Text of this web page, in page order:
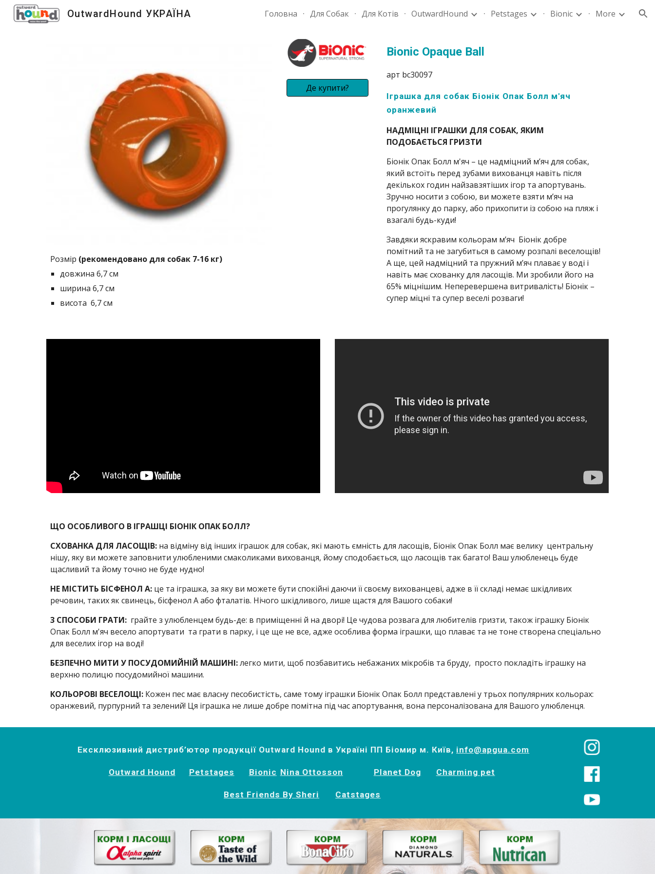
Skip to main content Skip to navigation
OutwardHound УКРАЇНА Головна Для Собак Для Котів OutwardHound Petstages Bionic More
Розмір (рекомендовано для собак 7-16 кг)
довжина 6,7 см
ширина 6,7 см
висота  6,7 см
Де купити?
Bionic Opaque Ball
арт bc30097
Іграшка для собак Біонік Опак Болл м'яч
оранжевий
НАДМІЦНІ ІГРАШКИ ДЛЯ СОБАК, ЯКИМ
ПОДОБАЄТЬСЯ ГРИЗТИ
Біонік Опак Болл м'яч – це надміцний м’яч для собак,
який встоїть перед зубами вихованця навіть після
декількох годин найзавзятіших ігор та апортувань.
Зручно носити з собою, ви можете взяти м’яч на
прогулянку до парку, або прихопити із собою на пляж і
взагалі будь-куди!
Завдяки яскравим кольорам м’яч  Біонік добре
помітний та не загубиться в самому розпалі веселощів!
А ще, цей надміцний та пружний м’яч плаває у воді і
навіть має схованку для ласощів. Ми зробили його на
65% міцнішим. Неперевершена витривалість! Біонік –
супер міцні та супер веселі розваги!
ЩО ОСОБЛИВОГО В ІГРАШЦІ БІОНІК ОПАК БОЛЛ?
СХОВАНКА ДЛЯ ЛАСОЩІВ: на відміну від інших іграшок для собак, які мають ємність для ласощів, Біонік Опак Болл має велику  центральну
нішу, яку ви можете заповнити улюбленими смаколиками вихованця, йому сподобається, що ласощів так багато! Ваш улюбленець буде
щасливий та йому точно не буде нудно!
НЕ МІСТИТЬ БІСФЕНОЛ А: це та іграшка, за яку ви можете бути спокійні даючи її своєму вихованцеві, адже в її складі немає шкідливих
речовин, таких як свинець, бісфенол А або фталатів. Нічого шкідливого, лише щастя для Вашого собаки!
3 СПОСОБИ ГРАТИ: грайте з улюбленцем будь-де: в приміщенні й на дворі! Це чудова розвага для любителів гризти, також іграшку Біонік
Опак Болл м'яч весело апортувати  та грати в парку, і це ще не все, адже особлива форма іграшки, що плаває та не тоне створена спеціально
для веселих ігор на воді!
БЕЗПЕЧНО МИТИ У ПОСУДОМИЙНІЙ МАШИНІ: легко мити, щоб позбавитись небажаних мікробів та бруду,  просто покладіть іграшку на
верхню полицю посудомийної машини.
КОЛЬОРОВІ ВЕСЕЛОЩІ: Кожен пес має власну песобистість, саме тому іграшки Біонік Опак Болл представлені у трьох популярних кольорах:
оранжевий, пурпурний та зелений! Ця іграшка не лише добре помітна під час апортування, вона персоналізована для Вашого улюбленця.
Ексклюзивний дистриб’ютор продукції Outward Hound в Україні ПП Біомир м. Київ, info@apgua.com
Outward Hound Petstages Bionic Nina Ottosson Planet Dog Charming pet
Best Friends By Sheri Catstages